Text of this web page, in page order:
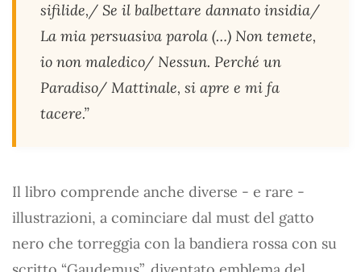
sifilide,/ Se il balbettare dannato insidia/
La mia persuasiva parola (…) Non temete,
io non maledico/ Nessun. Perché un
Paradiso/ Mattinale, si apre e mi fa
tacere.”
Il libro comprende anche diverse - e rare -
illustrazioni, a cominciare dal must del gatto
nero che torreggia con la bandiera rossa con su